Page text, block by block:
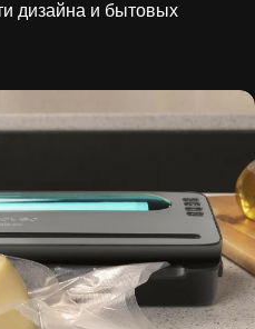
дизайна и бытовых